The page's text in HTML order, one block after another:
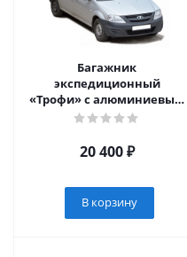
Багажник
экспедиционный
«Трофи» с алюминиевым
листом без поперечины
20 400₽
В корзину